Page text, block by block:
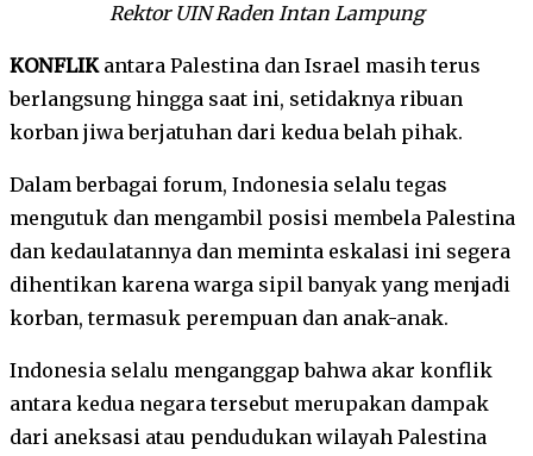
Rektor UIN Raden Intan Lampung
KONFLIKantara Palestina dan Israel masih terus
berlangsung hingga saat ini, setidaknya ribuan
korban jiwa berjatuhan dari kedua belah pihak.
Dalam berbagai forum, Indonesia selalu tegas
mengutuk dan mengambil posisi membela Palestina
dan kedaulatannya dan meminta eskalasi ini segera
dihentikan karena warga sipil banyak yang menjadi
korban, termasuk perempuan dan anak-anak.
Indonesia selalu menganggap bahwa akar konflik
antara kedua negara tersebut merupakan dampak
dari aneksasi atau pendudukan wilayah Palestina